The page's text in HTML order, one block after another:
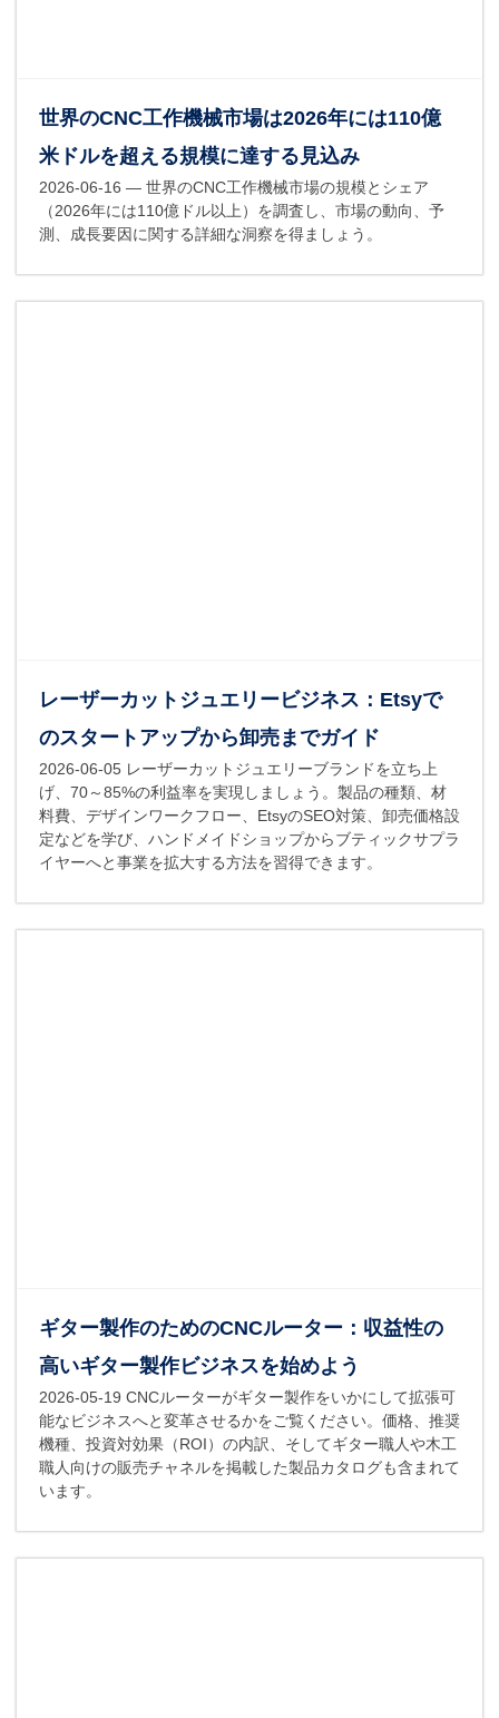
世界のCNC工作機械市場は2026年には110億
米ドルを超える規模に達する見込み
2026-06-16 — 世界のCNC工作機械市場の規模とシェア
（2026年には110億ドル以上）を調査し、市場の動向、予
測、成長要因に関する詳細な洞察を得ましょう。
レーザーカットジュエリービジネス：Etsyで
のスタートアップから卸売までガイド
2026-06-05 レーザーカットジュエリーブランドを立ち上
げ、70～85%の利益率を実現しましょう。製品の種類、材
料費、デザインワークフロー、EtsyのSEO対策、卸売価格設
定などを学び、ハンドメイドショップからブティックサプラ
イヤーへと事業を拡大する方法を習得できます。
ギター製作のためのCNCルーター：収益性の
高いギター製作ビジネスを始めよう
2026-05-19 CNCルーターがギター製作をいかにして拡張可
能なビジネスへと変革させるかをご覧ください。価格、推奨
機種、投資対効果（ROI）の内訳、そしてギター職人や木工
職人向けの販売チャネルを掲載した製品カタログも含まれて
います。